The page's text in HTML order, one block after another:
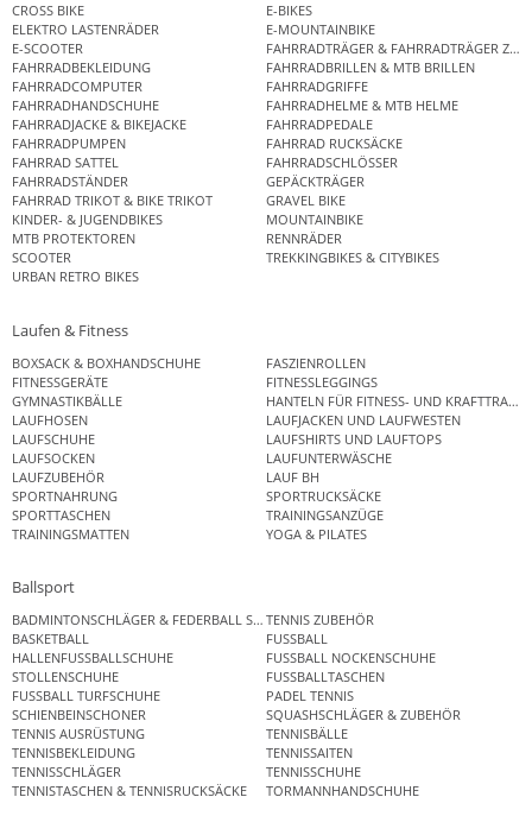
CROSS BIKE
E-BIKES
ELEKTRO LASTENRÄDER
E-MOUNTAINBIKE
E-SCOOTER
FAHRRADTRÄGER & FAHRRADTRÄGER
FAHRRADBEKLEIDUNG
FAHRRADBRILLEN & MTB BRILLEN
FAHRRADCOMPUTER
FAHRRADGRIFFE
FAHRRADHANDSCHUHE
FAHRRADHELME & MTB HELME
FAHRRADJACKE & BIKEJACKE
FAHRRADPEDALE
FAHRRADPUMPEN
FAHRRAD RUCKSÄCKE
FAHRRAD SATTEL
FAHRRADSCHLÖSSER
FAHRRADSTÄNDER
GEPÄCKTRÄGER
FAHRRAD TRIKOT & BIKE TRIKOT
GRAVEL BIKE
KINDER- & JUGENDBIKES
MOUNTAINBIKE
MTB PROTEKTOREN
RENNRÄDER
SCOOTER
TREKKINGBIKES & CITYBIKES
URBAN RETRO BIKES
Laufen & Fitness
BOXSACK & BOXHANDSCHUHE
FASZIENROLLEN
FITNESSGERÄTE
FITNESSLEGGINGS
GYMNASTIKBÄLLE
HANTELN FÜR FITNESS- UND
LAUFHOSEN
LAUFJACKEN UND LAUFWESTEN
LAUFSCHUHE
LAUFSHIRTS UND LAUFTOPS
LAUFSOCKEN
LAUFUNTERWÄSCHE
LAUFZUBEHÖR
LAUF BH
SPORTNAHRUNG
SPORTRUCKSÄCKE
SPORTTASCHEN
TRAININGSANZÜGE
TRAININGSMATTEN
YOGA & PILATES
Ballsport
BADMINTONSCHLÄGER & FEDERBALL SETSTENNIS ZUBEHÖR
BASKETBALL
FUSSBALL
HALLENFUSSBALLSCHUHE
FUSSBALL NOCKENSCHUHE
STOLLENSCHUHE
FUSSBALLTASCHEN
FUSSBALL TURFSCHUHE
PADEL TENNIS
SCHIENBEINSCHONER
SQUASHSCHLÄGER & ZUBEHÖR
TENNIS AUSRÜSTUNG
TENNISBÄLLE
TENNISBEKLEIDUNG
TENNISSAITEN
TENNISSCHLÄGER
TENNISSCHUHE
TENNISTASCHEN & TENNISRUCKSÄCKE
TORMANNHANDSCHUHE